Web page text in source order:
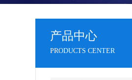
产品中心
PRODUCTS CENTER